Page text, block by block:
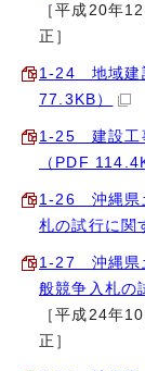
［平成20年
正］
1‐24 地域建
77.3KB）
1‐25 建設工
（PDF
1‐26 沖縄県
札の試行に関
1‐27 沖縄県
般競争入札の
［平成24年
正］